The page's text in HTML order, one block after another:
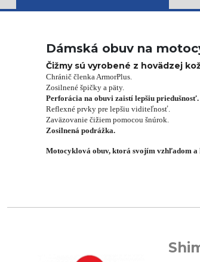
Dámská obuv na
Čižmy sú vyrobené z hovädzej
Chránič členka ArmorPlus.
Zosilnené špičky a päty.
Perforácia na obuvi zaistí lepšiu priedušnosť.
Reflexné prvky pre lepšiu viditeľnosť.
Zaväzovanie čižiem pomocou šnúrok.
Zosilnená podrážka.
Motocyklová obuv, ktorá svojím vzhľadom